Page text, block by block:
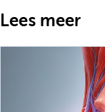
Lees meer